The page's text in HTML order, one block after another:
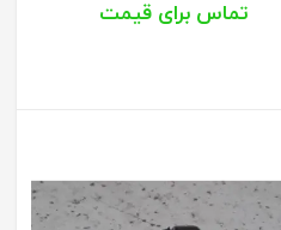
تماس برای قیمت